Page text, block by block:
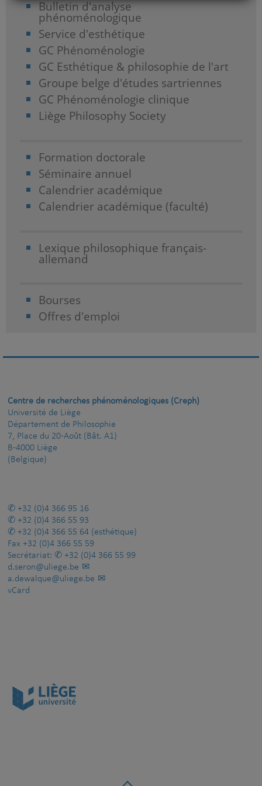
Bulletin d'analyse
phénoménologique
Service d'esthétique
GC Phénoménologie
GC Esthétique & philosophie de l'art
Groupe belge d'études sartriennes
GC Phénoménologie clinique
Liège Philosophy Society
Formation doctorale
Séminaire annuel
Calendrier académique
Calendrier académique (faculté)
Lexique philosophique français-
allemand
Bourses
Offres d'emploi
Centre de recherches phénoménologiques (Creph)
Université de Liège
Département de Philosophie
7, Place du 20-Août (Bât. A1)
B-4000 Liège
(Belgique)
+32 (0)4 366 95 16
+32 (0)4 366 55 93
+32 (0)4 366 55 64 (esthétique)
Fax +32 (0)4 366 55 59
Secrétariat:
+32 (0)4 366 55 99
d.seron@uliege.be
a.dewalque@uliege.be
vCard